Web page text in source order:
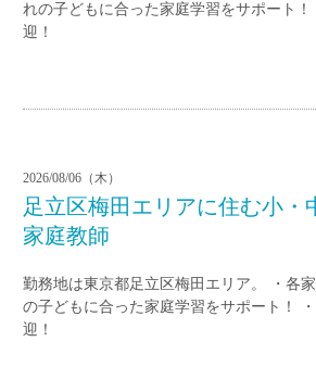
れの子どもに合った家庭学習をサポート
迎！
2026/08/06（木）
足立区梅田エリアに住む小・
家庭教師
勤務地は東京都足立区梅田エリア。 ・各
の子どもに合った家庭学習をサポート！
迎！